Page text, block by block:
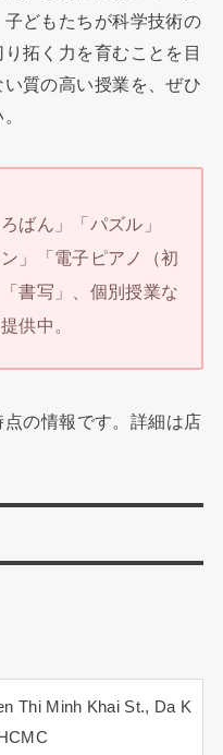
どもたちが科学技術の
拓く力を育むことを目
質の高い授業を、ぜひ
ばん」「パズル」
」「電子ピアノ（初
書写」、個別授業な
供中。
の情報です。詳細は店
Thi Minh Khai St., Da K